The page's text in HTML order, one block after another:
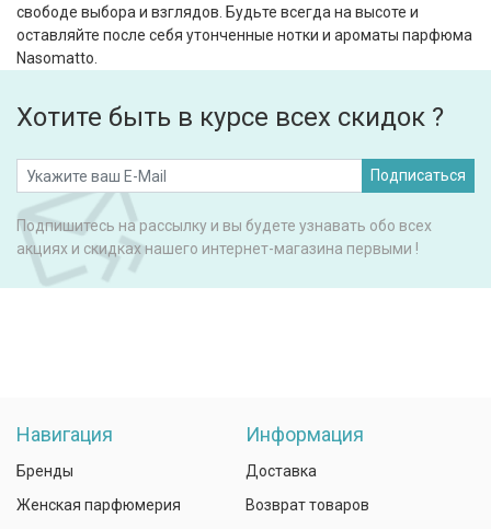
свободе выбора и взглядов. Будьте всегда на высоте и
оставляйте после себя утонченные нотки и ароматы парфюма
Nasomatto.
Хотите быть в курсе всех скидок ?
Подписаться
Подпишитесь на рассылку и вы будете узнавать обо всех
акциях и скидках нашего интернет-магазина первыми !
Навигация
Бренды
Женская парфюмерия
Информация
Доставка
Возврат товаров